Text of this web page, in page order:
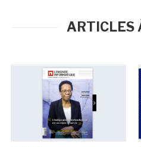
ARTICLES